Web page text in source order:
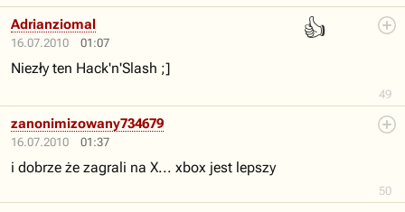
16.07.2010 01:07
👍
49
Adrianziomal
Niezły ten Hack'n'Slash ;]
16.07.2010 01:37
50
zanonimizowany734679
i dobrze że zagrali na X... xbox jest lepszy